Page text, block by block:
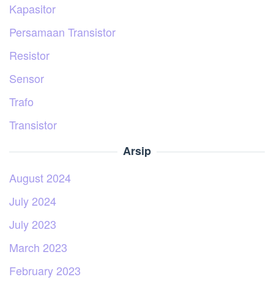
Kapasitor
Persamaan Transistor
Resistor
Sensor
Trafo
Transistor
Arsip
August 2024
July 2024
July 2023
March 2023
February 2023